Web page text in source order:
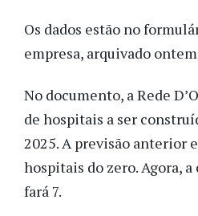
Os dados estão no
empresa, arquivado
No documento, a Rede
de hospitais a ser
2025. A previsão anterior
hospitais do zero. Agora,
fará 7.